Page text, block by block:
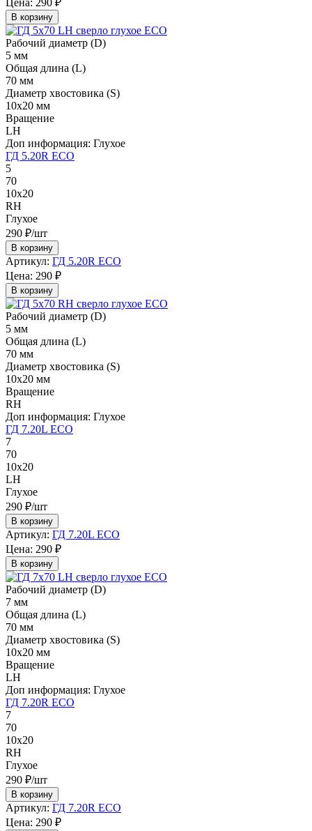
Цена: 290 ₽
В корзину
Рабочий диаметр (D)
5 мм
Общая длина (L)
70 мм
Диаметр хвостовика (S)
10х20 мм
Вращение
LH
Доп информация: Глухое
ГД 5.20R ECO
5
70
10х20
RH
Глухое
290 ₽/шт
В корзину
Артикул: ГД 5.20R ECO
Цена: 290 ₽
В корзину
Рабочий диаметр (D)
5 мм
Общая длина (L)
70 мм
Диаметр хвостовика (S)
10х20 мм
Вращение
RH
Доп информация: Глухое
ГД 7.20L ECO
7
70
10х20
LH
Глухое
290 ₽/шт
В корзину
Артикул: ГД 7.20L ECO
Цена: 290 ₽
В корзину
Рабочий диаметр (D)
7 мм
Общая длина (L)
70 мм
Диаметр хвостовика (S)
10х20 мм
Вращение
LH
Доп информация: Глухое
ГД 7.20R ECO
7
70
10х20
RH
Глухое
290 ₽/шт
В корзину
Артикул: ГД 7.20R ECO
Цена: 290 ₽